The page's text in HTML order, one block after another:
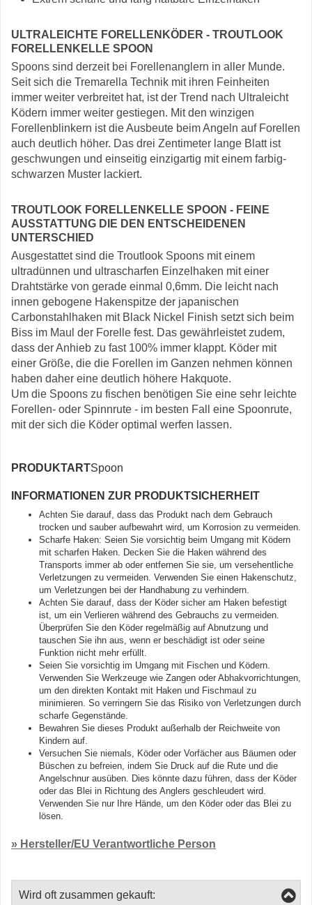
ULTRALEICHTE FORELLENKÖDER - TROUTLOOK
FORELLENKELLE SPOON
Spoons sind derzeit bei Forellenanglern in aller Munde.
Seit sich die Tremarella Technik mit ihren Feinheiten
immer weiter verbreitet hat, ist der Trend nach Ultraleicht
Ködern immer weiter gestiegen. Mit den winzigen
Forellenblinkern ist die Ausbeute beim Angeln auf Forellen
auch deutlich höher. Das drei Zentimeter lange Blatt ist
geschwungen und einseitig einzigartig mit einem farbig-
schwarzen Muster lackiert.
TROUTLOOK FORELLENKELLE SPOON - FEINE
AUSSTATTUNG DIE DEN ENTSCHEIDENEN
UNTERSCHIED
Ausgestattet sind die Troutlook Spoons mit einem
ultradünnen und ultrascharfen Einzelhaken mit einer
Drahtstärke von gerade einmal 0,6mm. Die leicht nach
innen gebogene Hakenspitze der japanischen
Carbonstahlhaken mit Black Nickel Finish setzt sich beim
Biss im Maul der Forelle fest. Das gewährleistet zudem,
dass der Anhieb zu fast 100% immer klappt. Köder mit
einer Größe, die die Forellen im Ganzen nehmen können
haben daher eine deutlich höhere Hakquote.
Um die Spoons zu fischen benötigen Sie eine sehr leichte
Forellen- oder Spinnrute - im besten Fall eine Spoonrute,
mit der sich die Köder optimal werfen lassen.
PRODUKTARTSpoon
INFORMATIONEN ZUR PRODUKTSICHERHEIT
Achten Sie darauf, dass das Produkt nach dem Gebrauch
trocken und sauber aufbewahrt wird, um Korrosion zu vermeiden.
Scharfe Haken: Seien Sie vorsichtig beim Umgang mit Ködern
mit scharfen Haken. Decken Sie die Haken während des
Transports immer ab oder entfernen Sie sie, um versehentliche
Verletzungen zu vermeiden. Verwenden Sie einen Hakenschutz,
um Verletzungen bei der Handhabung zu verhindern.
Achten Sie darauf, dass der Köder sicher am Haken befestigt
ist, um ein Verlieren während des Gebrauchs zu vermeiden.
Überprüfen Sie den Köder regelmäßig auf Abnutzung und
tauschen Sie ihn aus, wenn er beschädigt ist oder seine
Funktion nicht mehr erfüllt.
Seien Sie vorsichtig im Umgang mit Fischen und Ködern.
Verwenden Sie Werkzeuge wie Zangen oder Abhakvorrichtungen,
um den direkten Kontakt mit Haken und Fischmaul zu
minimieren. So verringern Sie das Risiko von Verletzungen durch
scharfe Gegenstände.
Bewahren Sie dieses Produkt außerhalb der Reichweite von
Kindern auf.
Versuchen Sie niemals, Köder oder Vorfächer aus Bäumen oder
Büschen zu befreien, indem Sie Druck auf die Rute und die
Angelschnur ausüben. Dies könnte dazu führen, dass der Köder
oder das Blei in Richtung des Anglers geschleudert wird.
Verwenden Sie nur Ihre Hände, um den Köder oder das Blei zu
lösen.
» Hersteller/EU Verantwortliche Person
Wird oft zusammen gekauft: